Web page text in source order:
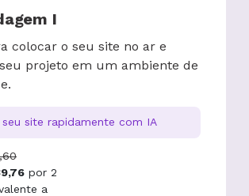
I
colocar o seu site no ar e
projeto em um ambiente de
seu site rapidamente com IA
por 2
a